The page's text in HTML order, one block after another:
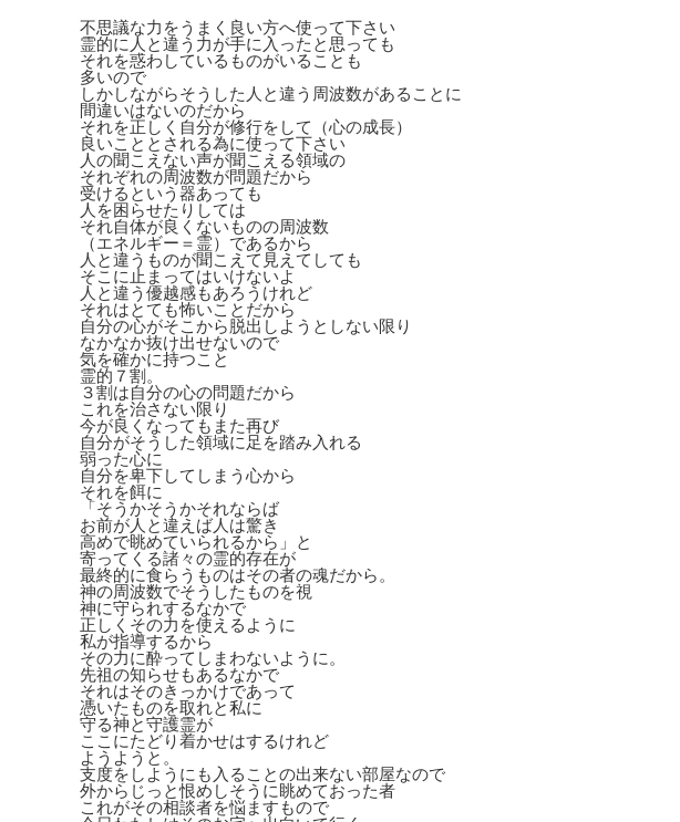
不思議な力をうまく良い方へ使って下さい
霊的に人と違う力が手に入ったと思っても
それを惑わしているものがいることも
多いので
しかしながらそうした人と違う周波数があることに
間違いはないのだから
それを正しく自分が修行をして（心の成長）
良いこととされる為に使って下さい
人の聞こえない声が聞こえる領域の
それぞれの周波数が問題だから
受けるという器あっても
人を困らせたりしては
それ自体が良くないものの周波数
（エネルギー＝霊）であるから
人と違うものが聞こえて見えてしても
そこに止まってはいけないよ
人と違う優越感もあろうけれど
それはとても怖いことだから
自分の心がそこから脱出しようとしない限り
なかなか抜け出せないので
気を確かに持つこと
霊的７割。
３割は自分の心の問題だから
これを治さない限り
今が良くなってもまた再び
自分がそうした領域に足を踏み入れる
弱った心に
自分を卑下してしまう心から
それを餌に
「そうかそうかそれならば
お前が人と違えば人は驚き
高めで眺めていられるから」と
寄ってくる諸々の霊的存在が
最終的に食らうものはその者の魂だから。
神の周波数でそうしたものを視
神に守られするなかで
正しくその力を使えるように
私が指導するから
その力に酔ってしまわないように。
先祖の知らせもあるなかで
それはそのきっかけであって
憑いたものを取れと私に
守る神と守護霊が
ここにたどり着かせはするけれど
ようようと。
支度をしようにも入ることの出来ない部屋なので
外からじっと恨めしそうに眺めておった者
これがその相談者を悩ますもので